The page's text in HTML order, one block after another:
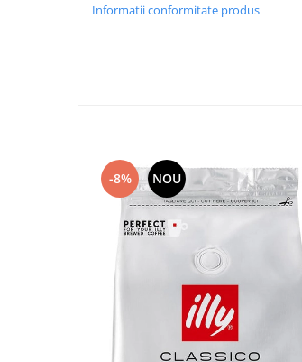
1 kg. Un bax contine 6 pungi.
Informatii conformitate produs
-8% NOU